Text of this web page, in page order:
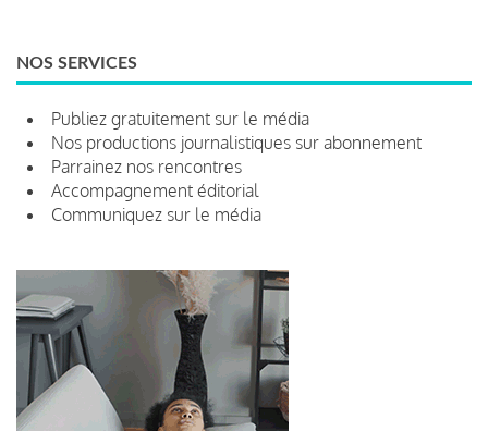
NOS SERVICES
Publiez gratuitement sur le média
Nos productions journalistiques sur abonnement
Parrainez nos rencontres
Accompagnement éditorial
Communiquez sur le média